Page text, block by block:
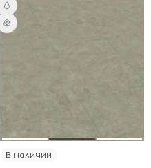
В наличии